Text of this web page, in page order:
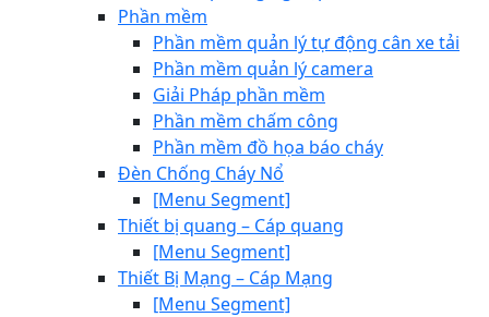
Phần mềm
Phần mềm quản lý tự động cân xe tải
Phần mềm quản lý camera
Giải Pháp phần mềm
Phần mềm chấm công
Phần mềm đồ họa báo cháy
Đèn Chống Cháy Nổ
[Menu Segment]
Thiết bị quang – Cáp quang
[Menu Segment]
Thiết Bị Mạng – Cáp Mạng
[Menu Segment]